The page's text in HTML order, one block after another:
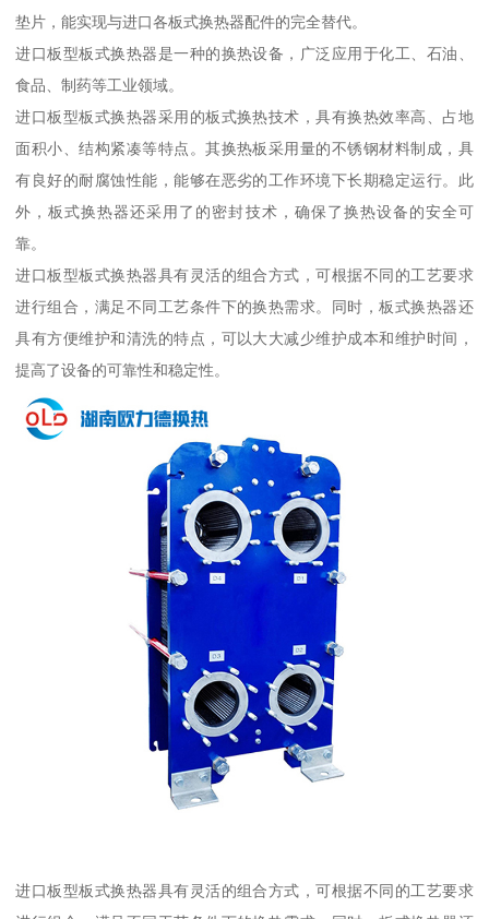
垫片，能实现与进口各板式换热器配件的完全替代。
进口板型板式换热器是一种的换热设备，广泛应用于化工、石油、
食品、制药等工业领域。
进口板型板式换热器采用的板式换热技术，具有换热效率高、占地
面积小、结构紧凑等特点。其换热板采用量的不锈钢材料制成，具
有良好的耐腐蚀性能，能够在恶劣的工作环境下长期稳定运行。此
外，板式换热器还采用了的密封技术，确保了换热设备的安全可
靠。
进口板型板式换热器具有灵活的组合方式，可根据不同的工艺要求
进行组合，满足不同工艺条件下的换热需求。同时，板式换热器还
具有方便维护和清洗的特点，可以大大减少维护成本和维护时间，
提高了设备的可靠性和稳定性。
进口板型板式换热器具有灵活的组合方式，可根据不同的工艺要求